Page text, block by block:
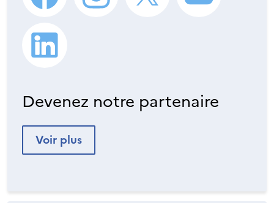
Devenez notre partenaire
Voir plus